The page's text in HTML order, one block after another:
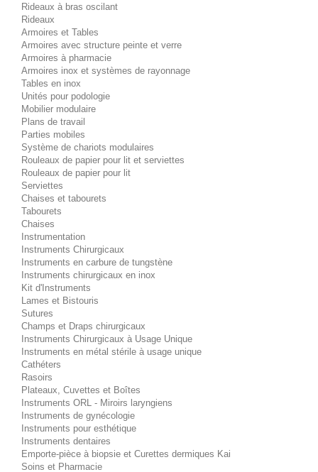
Rideaux à bras oscilant
Rideaux
Armoires et Tables
Armoires avec structure peinte et verre
Armoires à pharmacie
Armoires inox et systèmes de rayonnage
Tables en inox
Unités pour podologie
Mobilier modulaire
Plans de travail
Parties mobiles
Système de chariots modulaires
Rouleaux de papier pour lit et serviettes
Rouleaux de papier pour lit
Serviettes
Chaises et tabourets
Tabourets
Chaises
Instrumentation
Instruments Chirurgicaux
Instruments en carbure de tungstène
Instruments chirurgicaux en inox
Kit d'Instruments
Lames et Bistouris
Sutures
Champs et Draps chirurgicaux
Instruments Chirurgicaux à Usage Unique
Instruments en métal stérile à usage unique
Cathéters
Rasoirs
Plateaux, Cuvettes et Boîtes
Instruments ORL - Miroirs laryngiens
Instruments de gynécologie
Instruments pour esthétique
Instruments dentaires
Emporte-pièce à biopsie et Curettes dermiques Kai
Soins et Pharmacie